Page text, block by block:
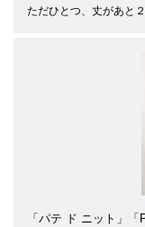
ただひとつ、丈があと
「パテ ド ニット」